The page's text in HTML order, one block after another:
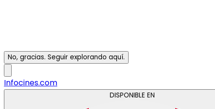
No, gracias. Seguir explorando aquí.
Infocines.com
DISPONIBLE EN